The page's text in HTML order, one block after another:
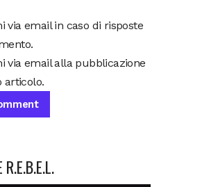
via email in caso di risposte
via email alla pubblicazione
articolo.
R.E.B.E.L.